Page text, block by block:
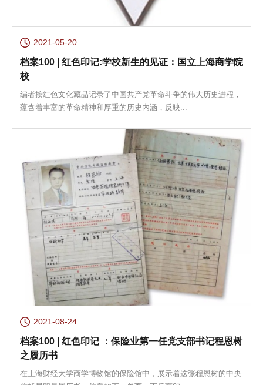
2021-05-20
档案100 | 红色印记:学校新生的见证：国立上海商学院
校
编者按红色文化藏品记录了中国共产党革命斗争的伟大历史进程，
蕴含着丰富的革命精神和厚重的历史内涵，反映...
2021-08-24
档案100 | 红色印记 ：保险业第一任党支部书记程恩树
之履历书
在上海财经大学商学博物馆的保险馆中，展示着这张程恩树的中央